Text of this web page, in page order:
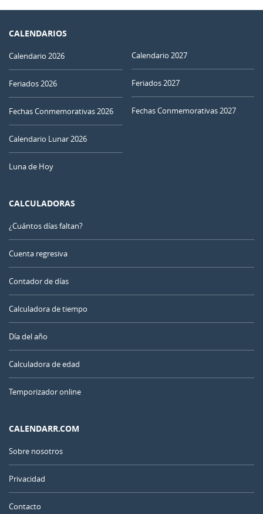
CALENDARIOS
Calendario 2026
Feriados 2026
Fechas Conmemorativas 2026
Calendario Lunar 2026
Luna de Hoy
Calendario 2027
Feriados 2027
Fechas Conmemorativas 2027
CALCULADORAS
¿Cuántos días faltan?
Cuenta regresiva
Contador de días
Calculadora de tiempo
Día del año
Calculadora de edad
Temporizador online
CALENDARR.COM
Sobre nosotros
Privacidad
Contacto